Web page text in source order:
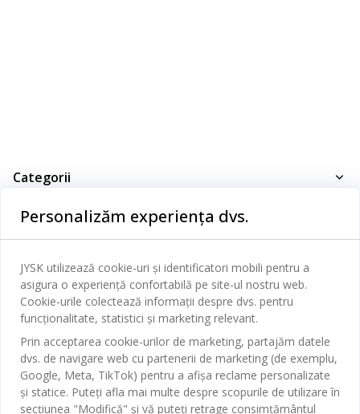
Categorii
Dormitor
Baie
Birou
Sufragerie
Bucătărie
Depozitare
Perdele
Contact Relații Clienți
Magazine și program
Broșură
Termeni si conditii vânzări online
Garantia prețului
JYSK
Despre JYSK
JYSK.com
Presă
Locuri de muncă
SEDIU CENTRAL
TAROL-DD S.R.L. str. Jubiliara, 41A mun. Chișinău, Republica
Moldova
JYSK RELAȚII CLIENȚI
Contact Relații Clienți
Telefon: 022 022 030
Urmărește Jysk
Personalizăm experiența dvs.
JYSK utilizează cookie-uri și identificatori mobili pentru a
asigura o experiență confortabilă pe site-ul nostru web.
Cookie-urile colectează informații despre dvs. pentru
funcționalitate, statistici și marketing relevant.
Prin acceptarea cookie-urilor de marketing, partajăm datele
dvs. de navigare web cu partenerii de marketing (de exemplu,
Google, Meta, TikTok) pentru a afișa reclame personalizate
și statice. Puteți afla mai multe despre scopurile de utilizare în
secțiunea "Modifică" și vă puteți retrage consimțământul